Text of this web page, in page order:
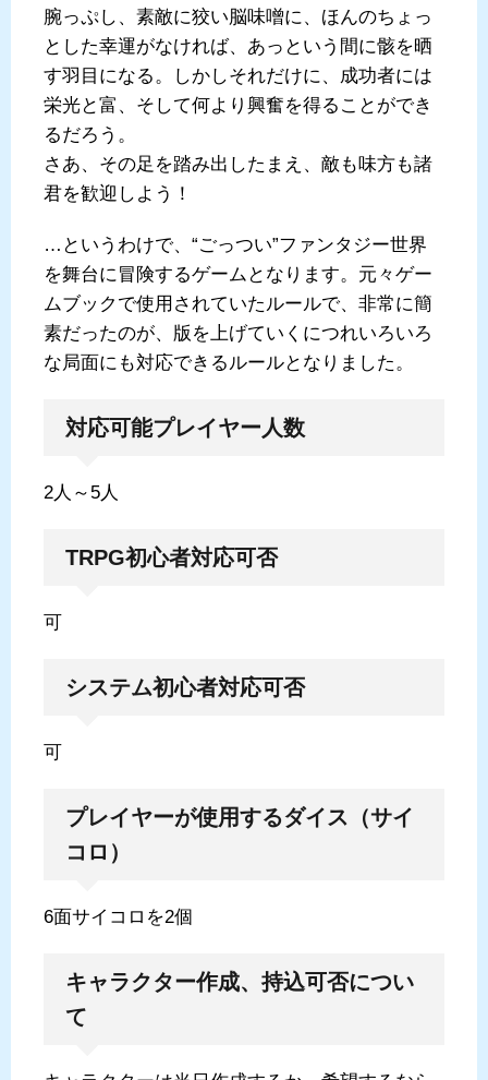
腕っぷし、素敵に狡い脳味噌に、ほんのちょっ
とした幸運がなければ、あっという間に骸を晒
す羽目になる。しかしそれだけに、成功者には
栄光と富、そして何より興奮を得ることができ
るだろう。
さあ、その足を踏み出したまえ、敵も味方も諸
君を歓迎しよう！
…というわけで、“ごっつい”ファンタジー世界
を舞台に冒険するゲームとなります。元々ゲー
ムブックで使用されていたルールで、非常に簡
素だったのが、版を上げていくにつれいろいろ
な局面にも対応できるルールとなりました。
対応可能プレイヤー人数
2人～5人
TRPG初心者対応可否
可
システム初心者対応可否
可
プレイヤーが使用するダイス（サイ
コロ）
6面サイコロを2個
キャラクター作成、持込可否につい
て